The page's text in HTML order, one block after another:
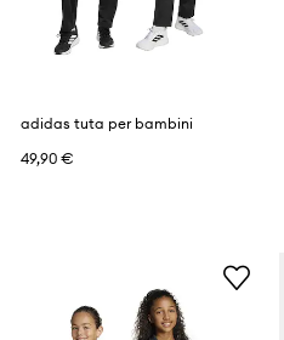
adidas tuta per bambini
49,90 €